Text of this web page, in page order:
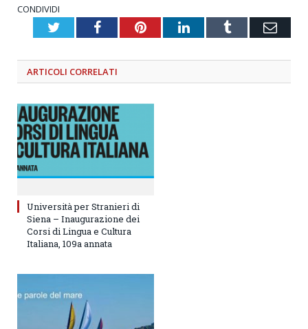
CONDIVIDI
TwitterFacebookPinterestLinkedInTumblr
ARTICOLI CORRELATI
Università per Stranieri di
Siena – Inaugurazione dei
Corsi di Lingua e Cultura
Italiana, 109a annata